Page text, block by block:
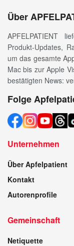
Über
APFELPATIENT
Produkt-Updates,
um das gesamte
Mac bis zur Apple
bestätigten News:
Folge
Unternehmen
Über Apfelpatient
Kontakt
Autorenprofile
Gemeinschaft
Netiquette